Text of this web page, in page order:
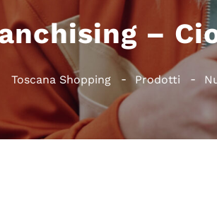
–
Toscana Shopping Prodotti